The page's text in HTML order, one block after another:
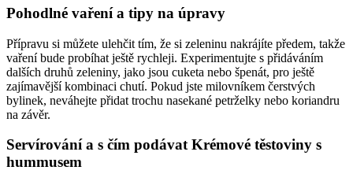
Pohodlné vaření a tipy na úpravy
Přípravu si můžete ulehčit tím, že si zeleninu nakrájíte předem, takže
vaření bude probíhat ještě rychleji. Experimentujte s přidáváním
dalších druhů zeleniny, jako jsou cuketa nebo špenát, pro ještě
zajímavější kombinaci chutí. Pokud jste milovníkem čerstvých
bylinek, neváhejte přidat trochu nasekané petrželky nebo koriandru
na závěr.
Servírování a s čím podávat Krémové těstoviny s
hummusem